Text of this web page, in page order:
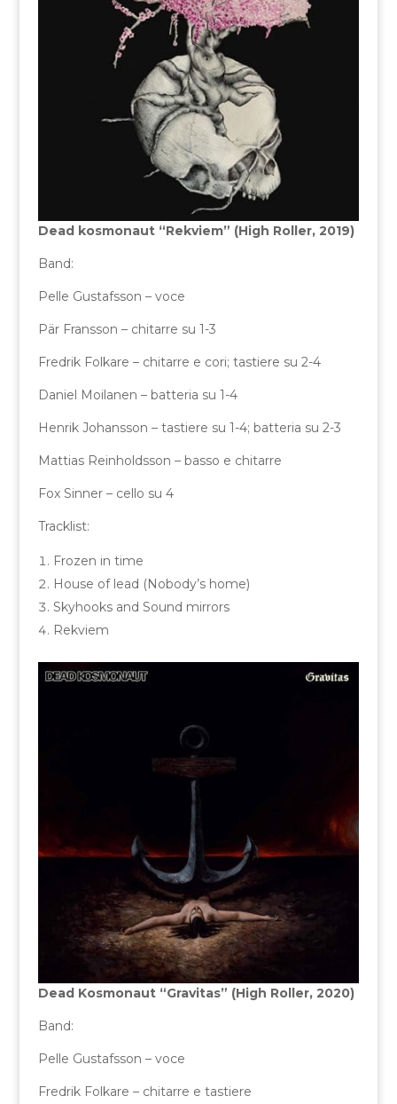
Dead kosmonaut “Rekviem” (High Roller, 2019)
Band:
Pelle Gustafsson – voce
Pär Fransson – chitarre su 1-3
Fredrik Folkare – chitarre e cori; tastiere su 2-4
Daniel Moilanen – batteria su 1-4
Henrik Johansson – tastiere su 1-4; batteria su 2-3
Mattias Reinholdsson – basso e chitarre
Fox Sinner – cello su 4
Tracklist:
Frozen in time
House of lead (Nobody’s home)
Skyhooks and Sound mirrors
Rekviem
Dead Kosmonaut “Gravitas” (High Roller, 2020)
Band:
Pelle Gustafsson – voce
Fredrik Folkare – chitarre e tastiere